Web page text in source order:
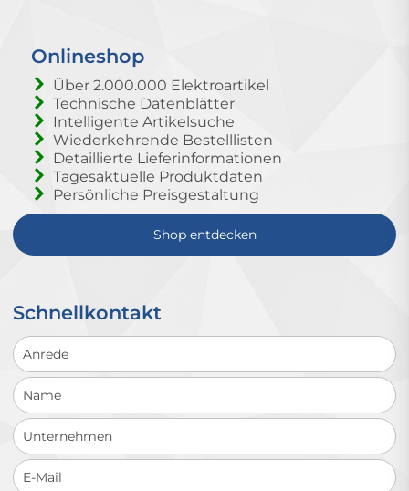
Onlineshop
Über 2.000.000 Elektroartikel
Technische Datenblätter
Intelligente Artikelsuche
Wiederkehrende Bestelllisten
Detaillierte Lieferinformationen
Tagesaktuelle Produktdaten
Persönliche Preisgestaltung
Shop entdecken
Schnellkontakt
Schnellkontakt